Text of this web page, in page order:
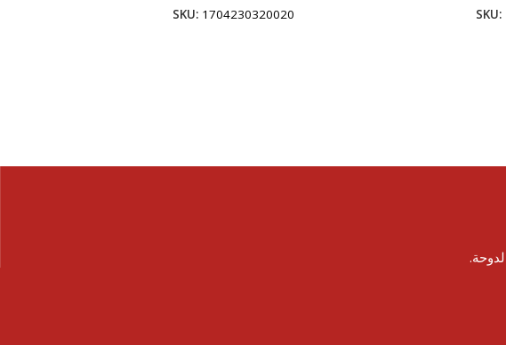
SKU:
SKU: 1704230320020